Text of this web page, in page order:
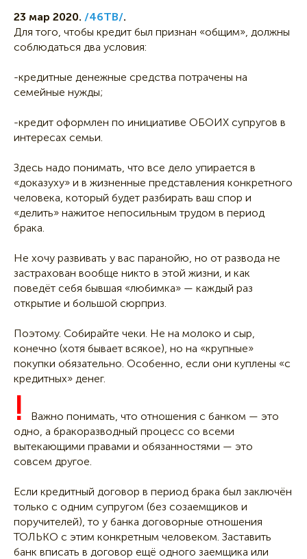
23 мар 2020. /46ТВ/.
Для того, чтобы кредит был признан «общим», должны
соблюдаться два условия:
-кредитные денежные средства потрачены на
семейные нужды;
-кредит оформлен по инициативе ОБОИХ супругов в
интересах семьи.
Здесь надо понимать, что все дело упирается в
«доказуху» и в жизненные представления конкретного
человека, который будет разбирать ваш спор и
«делить» нажитое непосильным трудом в период
брака.
Не хочу развивать у вас паранойю, но от развода не
застрахован вообще никто в этой жизни, и как
поведёт себя бывшая «любимка» — каждый раз
открытие и большой сюрприз.
Поэтому. Собирайте чеки. Не на молоко и сыр,
конечно (хотя бывает всякое), но на «крупные»
покупки обязательно. Особенно, если они куплены «с
кредитных» денег.
!
Важно понимать, что отношения с банком — это
одно, а бракоразводный процесс со всеми
вытекающими правами и обязанностями — это
совсем другое.
Если кредитный договор в период брака был заключён
только с одним супругом (без созаемщиков и
поручителей), то у банка договорные отношения
ТОЛЬКО с этим конкретным человеком. Заставить
банк вписать в договор ещё одного заемщика или